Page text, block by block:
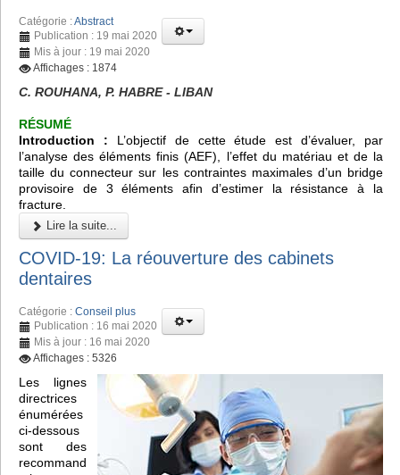
Catégorie :Abstract
Publication : 19 mai 2020
Mis à jour : 19 mai 2020
Affichages : 1874
C. ROUHANA, P. HABRE - LIBAN
RÉSUMÉ
Introduction : L’objectif de cette étude est d’évaluer, par
l’analyse des éléments finis (AEF), l’effet du matériau et de la
taille du connecteur sur les contraintes maximales d’un bridge
provisoire de 3 éléments afin d’estimer la résistance à la
fracture.
Lire la suite...
COVID-19: La réouverture des cabinets
dentaires
Catégorie : Conseil plus
Publication : 16 mai 2020
Mis à jour : 16 mai 2020
Affichages : 5326
Les lignes
directrices
énumérées
ci-dessous
sont des
recommand